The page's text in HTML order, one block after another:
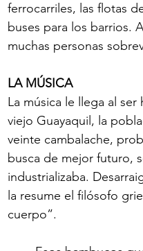
ferrocarriles, las flotas
buses para los barrios.
muchas personas
LA MÚSICA
La música le llega al
viejo Guayaquil, la
veinte cambalache,
busca de mejor futuro,
industrializaba.
la resume el filósofo
cuerpo”.